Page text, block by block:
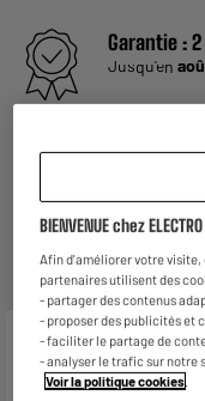
Garantie :
Jusqu'en
Une
appareils de
En savoir +
Caractéristiques
Marque
BIENVENUE chez ELECTRO
Afin d'améliorer votre visite,
partenaires utilisent des
- partager des contenus
- proposer des publicités et
- faciliter le partage de
- analyser le trafic sur notre
Voir la politique cookies